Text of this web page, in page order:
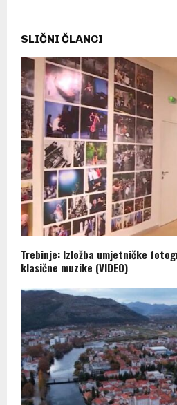
SLIČNI ČLANCI
Trebinje: Izložba umjetničke
klasične muzike (VIDEO)